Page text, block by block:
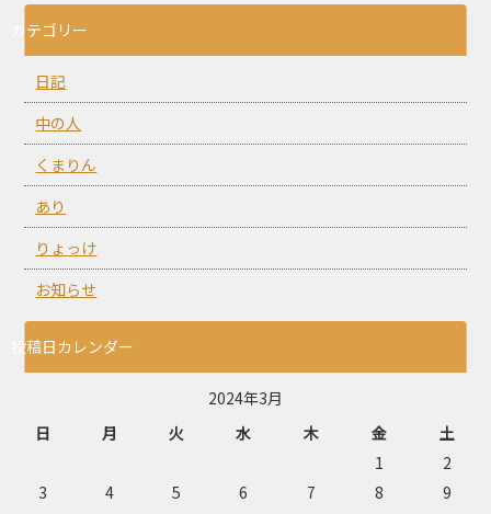
カテゴリー
日記
中の人
くまりん
あり
りょっけ
お知らせ
投稿日カレンダー
2024年3月
日
月 火 水 木 金
土
1
2
3
4 5 6 7 8
9